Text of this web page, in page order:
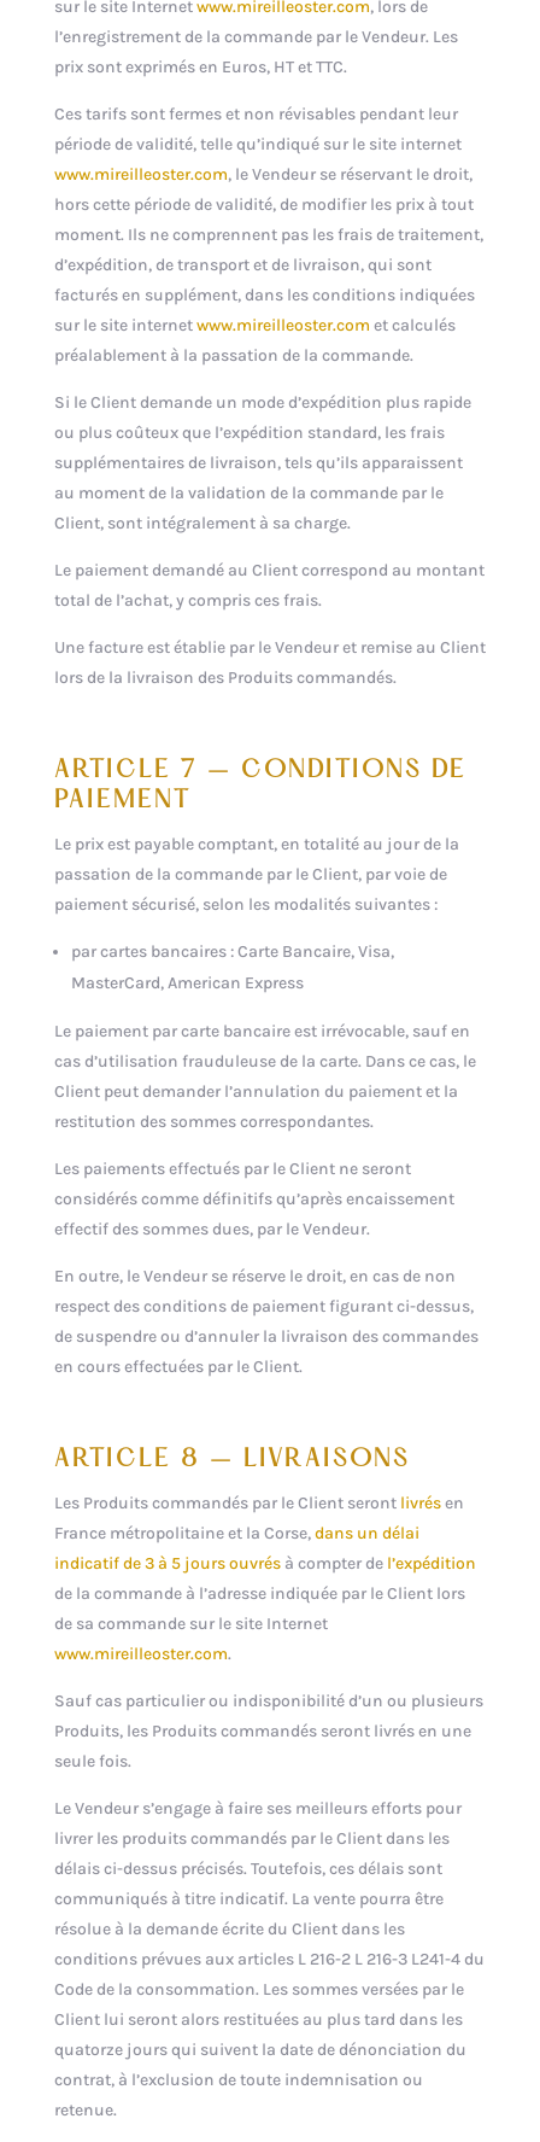
sur le site Internetwww.mireilleoster.com, lors de
l’enregistrement de la commande par le Vendeur. Les
prix sont exprimés en Euros, HT et TTC.
Ces tarifs sont fermes et non révisables pendant leur
période de validité, telle qu’indiqué sur le site internet
www.mireilleoster.com, le Vendeur se réservant le droit,
hors cette période de validité, de modifier les prix à tout
moment. Ils ne comprennent pas les frais de traitement,
d’expédition, de transport et de livraison, qui sont
facturés en supplément, dans les conditions indiquées
sur le site internetwww.mireilleoster.com et calculés
préalablement à la passation de la commande.
Si le Client demande un mode d’expédition plus rapide
ou plus coûteux que l’expédition standard, les frais
supplémentaires de livraison, tels qu’ils apparaissent
au moment de la validation de la commande par le
Client, sont intégralement à sa charge.
Le paiement demandé au Client correspond au montant
total de l’achat, y compris ces frais.
Une facture est établie par le Vendeur et remise au Client
lors de la livraison des Produits commandés.
ARTICLE 7 – CONDITIONS DE
PAIEMENT
Le prix est payable comptant, en totalité au jour de la
passation de la commande par le Client, par voie de
paiement sécurisé, selon les modalités suivantes :
par cartes bancaires : Carte Bancaire, Visa,
MasterCard, American Express
Le paiement par carte bancaire est irrévocable, sauf en
cas d’utilisation frauduleuse de la carte. Dans ce cas, le
Client peut demander l’annulation du paiement et la
restitution des sommes correspondantes.
Les paiements effectués par le Client ne seront
considérés comme définitifs qu’après encaissement
effectif des sommes dues, par le Vendeur.
En outre, le Vendeur se réserve le droit, en cas de non
respect des conditions de paiement figurant ci-dessus,
de suspendre ou d’annuler la livraison des commandes
en cours effectuées par le Client.
ARTICLE 8 – LIVRAISONS
Les Produits commandés par le Client seront livrésen
France métropolitaine et la Corse,dans un délai
indicatif de 3 à 5 jours ouvrés à compter de l’expédition
de la commande à l’adresse indiquée par le Client lors
de sa commande sur le site Internet
www.mireilleoster.com.
Sauf cas particulier ou indisponibilité d’un ou plusieurs
Produits, les Produits commandés seront livrés en une
seule fois.
Le Vendeur s’engage à faire ses meilleurs efforts pour
livrer les produits commandés par le Client dans les
délais ci-dessus précisés. Toutefois, ces délais sont
communiqués à titre indicatif. La vente pourra être
résolue à la demande écrite du Client dans les
conditions prévues aux articles L 216-2 L 216-3 L241-4 du
Code de la consommation. Les sommes versées par le
Client lui seront alors restituées au plus tard dans les
quatorze jours qui suivent la date de dénonciation du
contrat, à l’exclusion de toute indemnisation ou
retenue.